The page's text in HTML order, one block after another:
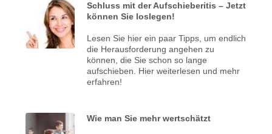
Schluss mit der Aufschieberitis – Jetzt
können Sie loslegen!
Lesen Sie hier ein paar Tipps, um endlich
die Herausforderung angehen zu
können, die Sie schon so lange
aufschieben. Hier weiterlesen und mehr
erfahren!
Wie man Sie mehr wertschätzt